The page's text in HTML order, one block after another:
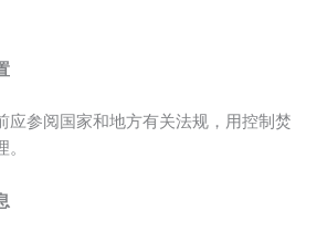
应参阅国家和地方有关法规，用控制焚